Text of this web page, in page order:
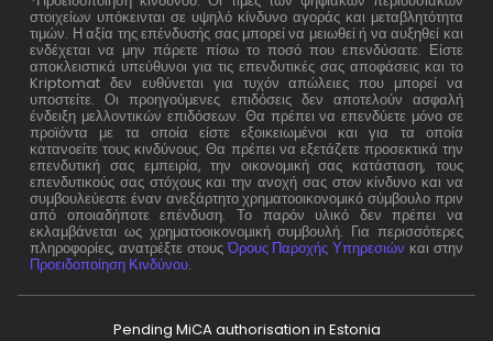
στοιχείων υπόκεινται σε υψηλό κίνδυνο αγοράς και μεταβλητότητα
τιμών. Η αξία της επένδυσής σας μπορεί να μειωθεί ή να αυξηθεί και
ενδέχεται να μην πάρετε πίσω το ποσό που επενδύσατε. Είστε
αποκλειστικά υπεύθυνοι για τις επενδυτικές σας αποφάσεις και το
Kriptomat δεν ευθύνεται για τυχόν απώλειες που μπορεί να
υποστείτε. Οι προηγούμενες επιδόσεις δεν αποτελούν ασφαλή
ένδειξη μελλοντικών επιδόσεων. Θα πρέπει να επενδύετε μόνο σε
προϊόντα με τα οποία είστε εξοικειωμένοι και για τα οποία
κατανοείτε τους κινδύνους. Θα πρέπει να εξετάζετε προσεκτικά την
επενδυτική σας εμπειρία, την οικονομική σας κατάσταση, τους
επενδυτικούς σας στόχους και την ανοχή σας στον κίνδυνο και να
συμβουλεύεστε έναν ανεξάρτητο χρηματοοικονομικό σύμβουλο πριν
από οποιαδήποτε επένδυση. Το παρόν υλικό δεν πρέπει να
εκλαμβάνεται ως χρηματοοικονομική συμβουλή. Για περισσότερες
πληροφορίες, ανατρέξτε στουςΌρους Παροχής Υπηρεσιών και στην
Προειδοποίηση Κινδύνου.
Pending MiCA authorisation in Estonia